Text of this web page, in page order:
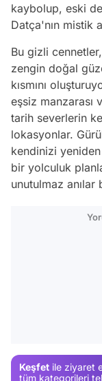
kaybolup, eski
Datça'nın mistik
Bu gizli
zengin doğal
kısmını
eşsiz manzarası
tarih severlerin
lokasyonlar.
kendinizi
bir yolculuk
unutulmaz anılar
Keşfet ile ziyaret
tüm kategorileri